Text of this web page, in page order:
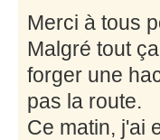
Merci à tous
Malgré tout
forger une
pas la route.
Ce matin, j'ai